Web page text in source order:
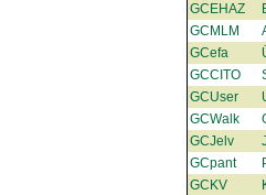
GCEHAZ
GCMLM
GCefa
GCCITO
GCUser
GCWalk
GCJelv
GCpant
GCKV